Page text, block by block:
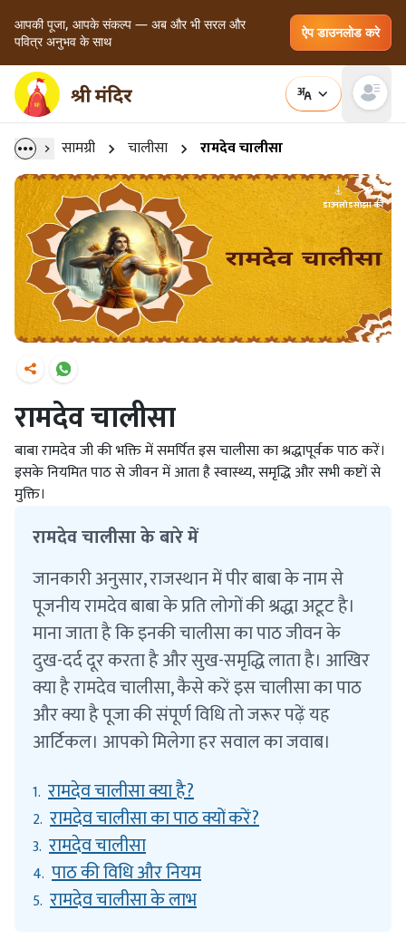
आपकी पूजा, आपके संकल्प — अब और भी सरल और
पवित्र अनुभव के साथ
ऐप डाउनलोड करे
Open
सामग्री चालीसा रामदेव चालीसा
डाउनलोडसाझा करें
रामदेव चालीसा
बाबा रामदेव जी की भक्ति में समर्पित इस चालीसा का श्रद्धापूर्वक पाठ करें।
इसके नियमित पाठ से जीवन में आता है स्वास्थ्य, समृद्धि और सभी कष्टों से
मुक्ति।
रामदेव चालीसा के बारे में
जानकारी अनुसार, राजस्थान में पीर बाबा के नाम से
पूजनीय रामदेव बाबा के प्रति लोगों की श्रद्धा अटूट है।
माना जाता है कि इनकी चालीसा का पाठ जीवन के
दुख-दर्द दूर करता है और सुख-समृद्धि लाता है। आखिर
क्या है रामदेव चालीसा, कैसे करें इस चालीसा का पाठ
और क्या है पूजा की संपूर्ण विधि तो जरूर पढ़ें यह
आर्टिकल। आपको मिलेगा हर सवाल का जवाब।
1. रामदेव चालीसा क्या है?
2. रामदेव चालीसा का पाठ क्यों करें?
3. रामदेव चालीसा
4. पाठ की विधि और नियम
5. रामदेव चालीसा के लाभ